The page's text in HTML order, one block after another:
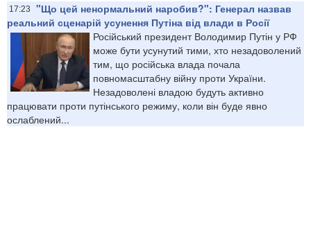
17:23
"Що цей ненормальний наробив?": Генерал назвав
реальний сценарій усунення Путіна від влади в Росії
Російський президент Володимир Путін у РФ
може бути усунутий тими, хто незадоволений
тим, що російська влада почала
повномасштабну війну проти України.
Незадоволені владою будуть активно
працювати проти путінського режиму, коли він буде явно
ослаблений...